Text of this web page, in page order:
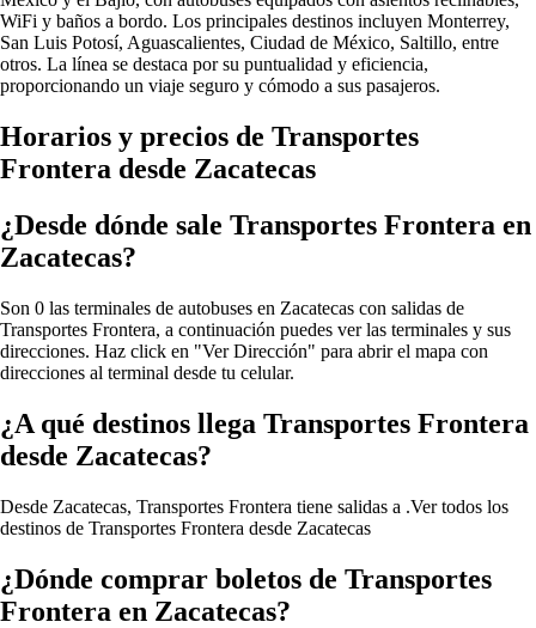
WiFi y baños a bordo. Los principales destinos incluyen Monterrey,
San Luis Potosí, Aguascalientes, Ciudad de México, Saltillo, entre
otros. La línea se destaca por su puntualidad y eficiencia,
proporcionando un viaje seguro y cómodo a sus pasajeros.
Horarios y precios de Transportes
Frontera desde Zacatecas
¿Desde dónde sale Transportes Frontera en
Zacatecas?
Son 0 las terminales de autobuses en Zacatecas con salidas de
Transportes Frontera, a continuación puedes ver las terminales y sus
direcciones. Haz click en "Ver Dirección" para abrir el mapa con
direcciones al terminal desde tu celular.
¿A qué destinos llega Transportes Frontera
desde Zacatecas?
Desde Zacatecas, Transportes Frontera tiene salidas a .Ver todos los
destinos de Transportes Frontera desde Zacatecas
¿Dónde comprar boletos de Transportes
Frontera en Zacatecas?